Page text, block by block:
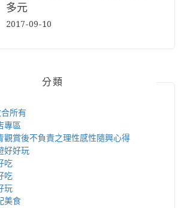
多元
2017-09-10
分類
合所有
專區
觀賞後不負責之理性感性隨興心得
好好玩
吃
吃
玩
美食